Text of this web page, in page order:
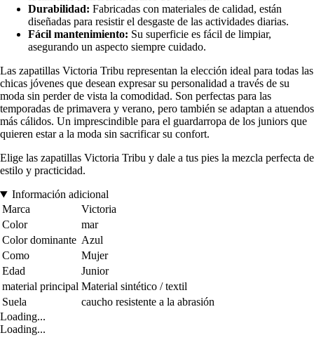
Durabilidad: Fabricadas con materiales de calidad, están
diseñadas para resistir el desgaste de las actividades diarias.
Fácil mantenimiento: Su superficie es fácil de limpiar,
asegurando un aspecto siempre cuidado.
Las zapatillas Victoria Tribu representan la elección ideal para todas las
chicas jóvenes que desean expresar su personalidad a través de su
moda sin perder de vista la comodidad. Son perfectas para las
temporadas de primavera y verano, pero también se adaptan a atuendos
más cálidos. Un imprescindible para el guardarropa de los juniors que
quieren estar a la moda sin sacrificar su confort.
Elige las zapatillas Victoria Tribu y dale a tus pies la mezcla perfecta de
estilo y practicidad.
Información adicional
Marca
Victoria
Color
mar
Color dominante Azul
Como
Mujer
Edad
Junior
material principal Material sintético / textil
Suela
caucho resistente a la abrasión
Loading...
Loading...